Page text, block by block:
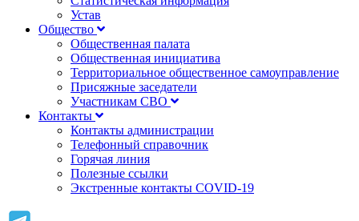
Устав
Общество
Общественная палата
Общественная инициатива
Территориальное общественное самоуправление
Присяжные заседатели
Участникам СВО
Контакты
Контакты администрации
Телефонный справочник
Горячая линия
Полезные ссылки
Экстренные контакты COVID-19